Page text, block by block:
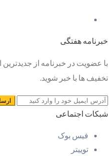
خبرنامه هفتگی
با عضویت در خبرنامه از
تخفیف ها با خبر شوید.
شبکات اجتماعی
فیس بوک
توییتر